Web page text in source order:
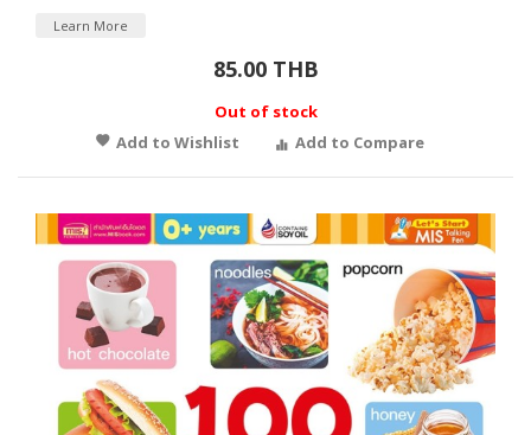
Learn More
85.00 THB
Out of stock
Add to Wishlist
Add to Compare